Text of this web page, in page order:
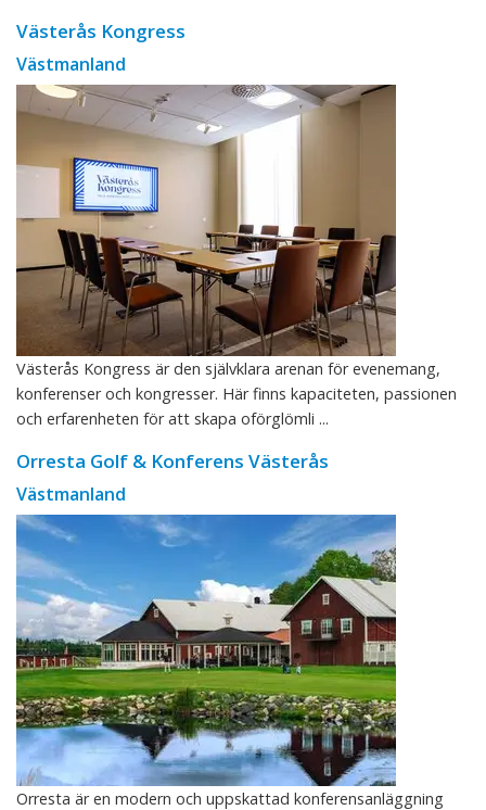
Västerås Kongress
Västmanland
Västerås Kongress är den självklara arenan för evenemang,
konferenser och kongresser. Här finns kapaciteten, passionen
och erfarenheten för att skapa oförglömli ...
Orresta Golf & Konferens Västerås
Västmanland
Orresta är en modern och uppskattad konferensanläggning